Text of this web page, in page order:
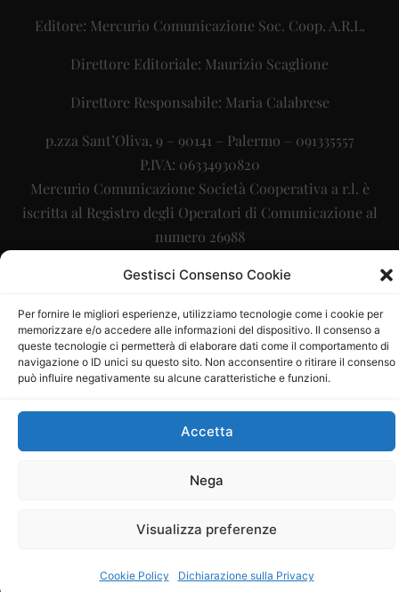
Gestisci Consenso Cookie
Per fornire le migliori esperienze, utilizziamo tecnologie come i cookie per
memorizzare e/o accedere alle informazioni del dispositivo. Il consenso a
queste tecnologie ci permetterà di elaborare dati come il comportamento di
navigazione o ID unici su questo sito. Non acconsentire o ritirare il consenso
può influire negativamente su alcune caratteristiche e funzioni.
Accetta
Nega
Visualizza preferenze
Cookie Policy Dichiarazione sulla Privacy
Editore: Mercurio Comunicazione Soc. Coop. A.R.L.
Direttore Editoriale: Maurizio Scaglione
Direttore Responsabile: Maria Calabrese
p.zza Sant’Oliva, 9 – 90141 – Palermo – 091335557
P.IVA: 06334930820
Mercurio Comunicazione Società Cooperativa a r.l. è
iscritta al Registro degli Operatori di Comunicazione al
numero 26988
Sito gestito daLa Digitale srl–info@ladigitale.it